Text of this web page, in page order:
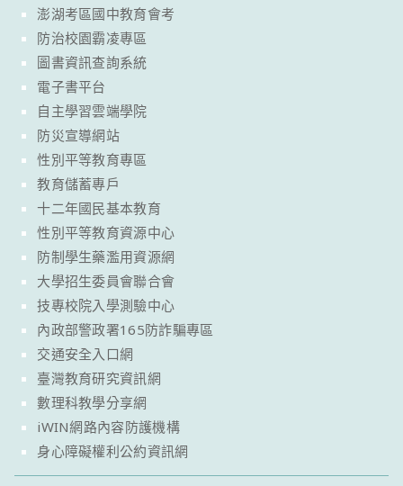
澎湖考區國中教育會考
防治校園霸凌專區
圖書資訊查詢系統
電子書平台
自主學習雲端學院
防災宣導網站
性別平等教育專區
教育儲蓄專戶
十二年國民基本教育
性別平等教育資源中心
防制學生藥濫用資源網
大學招生委員會聯合會
技專校院入學測驗中心
內政部警政署165防詐騙專區
交通安全入口網
臺灣教育研究資訊網
數理科教學分享網
iWIN網路內容防護機構
身心障礙權利公約資訊網